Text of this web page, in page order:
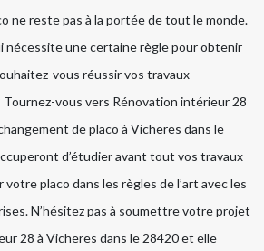
ne reste pas à la portée de tout le monde.
nécessite une certaine règle pour obtenir
vous réussir vos travaux
Tournez-vous vers Rénovation intérieur 28
de placo à Vicheres dans le
d’étudier avant tout vos travaux
placo dans les règles de l’art avec les
N’hésitez pas à soumettre votre projet
28 à Vicheres dans le 28420 et elle